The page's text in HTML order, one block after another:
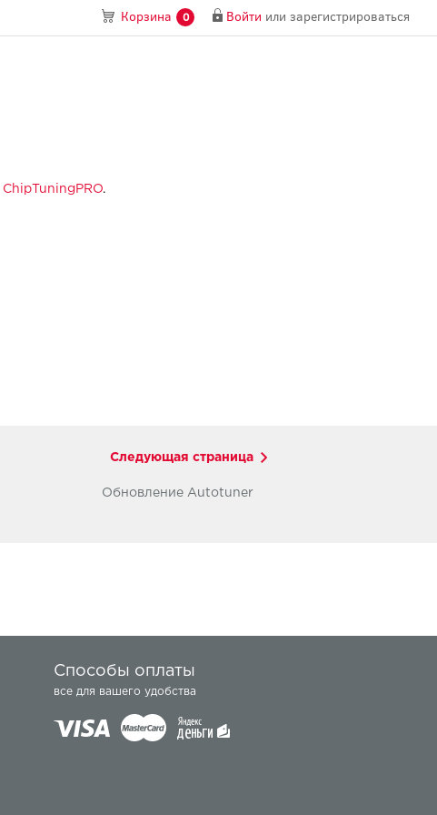
Корзина 0 Войти или зарегистрироваться
ChipTuningPRO.
Следующая страница
Обновление Autotuner
Способы оплаты
все для вашего удобства